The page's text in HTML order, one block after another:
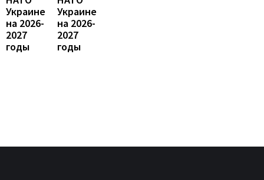
Украине
на 2026-
2027
годы
Украине
на 2026-
2027
годы